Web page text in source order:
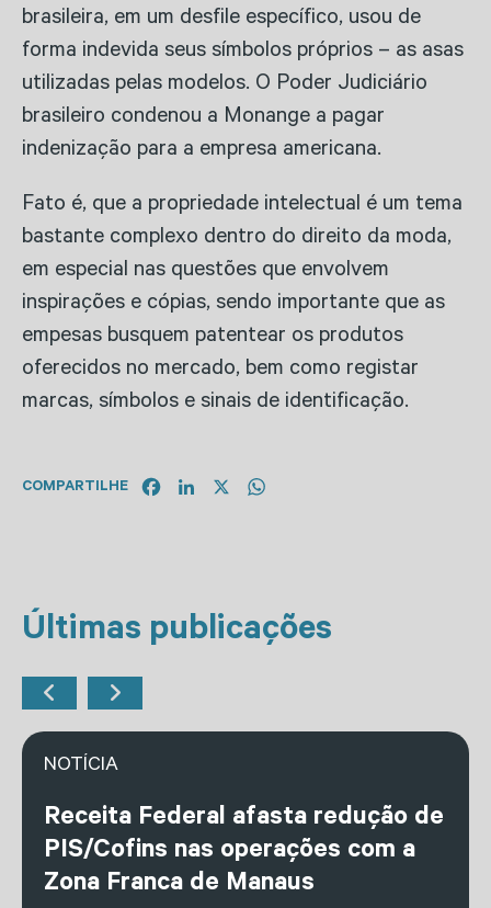
brasileira, em um desfile específico, usou de
forma indevida seus símbolos próprios – as asas
utilizadas pelas modelos. O Poder Judiciário
brasileiro condenou a Monange a pagar
indenização para a empresa americana.
Fato é, que a propriedade intelectual é um tema
bastante complexo dentro do direito da moda,
em especial nas questões que envolvem
inspirações e cópias, sendo importante que as
empesas busquem patentear os produtos
oferecidos no mercado, bem como registar
marcas, símbolos e sinais de identificação.
COMPARTILHE FacebookLinkedIn
Últimas publicações
NOTÍCIA
Receita Federal afasta redução de
PIS/Cofins nas operações com a
Zona Franca de Manaus